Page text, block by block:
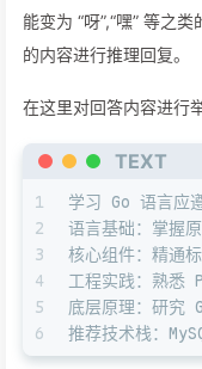
能变为 “呀”,“嘿” 等之
的内容进行推理回复。
在这里对回答内容进行
TEXT
1
2
3
4
5
6
学习 Go 语言应
语言基础：掌握
核心组件：精通
工程实践：熟悉
底层原理：研究
推荐技术栈：